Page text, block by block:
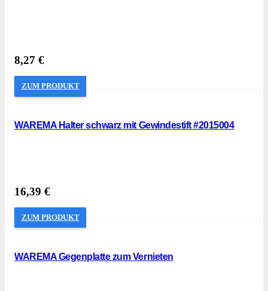
8,27 €
ZUM PRODUKT
WAREMA Halter schwarz mit Gewindestift #2015004
16,39 €
ZUM PRODUKT
WAREMA Gegenplatte zum Vernieten